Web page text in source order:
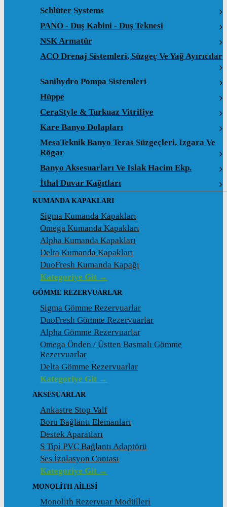
Schlüter Systems
PANO - Duş Kabini - Duş Teknesi
NSK Armatür
ACO Drenaj Sistemleri, Süzgeç Ve Yağ Ayırıcılar
Sanihydro Pompa Sistemleri
Hüppe
CeraStyle & Turkuaz Vitrifiye
Kare Banyo Dolapları
MesaTeknik Banyo Teras Süzgeçleri, Izgara Ve
Rögar
Banyo Aksesuarları Ve Islak Hacim Ekp.
İthal Duvar Kağıtları
KUMANDA KAPAKLARI
Sigma Kumanda Kapakları
Omega Kumanda Kapakları
Alpha Kumanda Kapakları
Delta Kumanda Kapakları
DuoFresh Kumanda Kapağı
Kategoriye Git →
GÖMME REZERVUARLAR
Sigma Gömme Rezervuarlar
DuoFresh Gömme Rezervuarlar
Alpha Gömme Rezervuarlar
Omega Önden / Üstten Basmalı Gömme
Rezervuarlar
Delta Gömme Rezervuarlar
Kategoriye Git →
AKSESUARLAR
Ankastre Stop Valf
Boru Bağlantı Elemanları
Destek Aparatları
S Tipi PVC Bağlantı Adaptörü
Ses İzolasyon Contası
Kategoriye Git →
MONOLITH AILESI
Monolith Rezervuar Modülleri